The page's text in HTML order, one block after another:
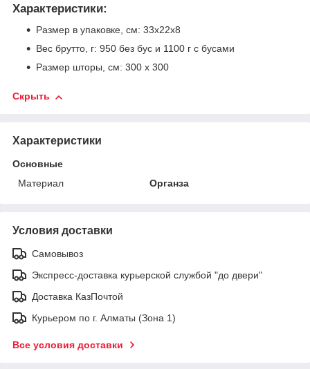
Характеристики:
Размер в упаковке, см: 33х22х8
Вес брутто, г: 950 без бус и 1100 г с бусами
Размер шторы, см: 300 х 300
Скрыть
Характеристики
Основные
Материал
Органза
Условия доставки
Самовывоз
Экспресс-доставка курьерской службой "до двери"
Доставка КазПочтой
Курьером по г. Алматы (Зона 1)
Все условия доставки